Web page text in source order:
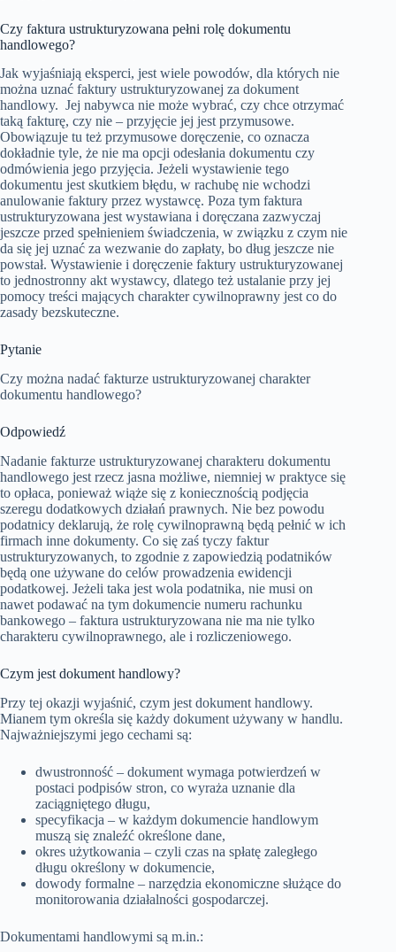
Czy faktura ustrukturyzowana pełni rolę dokumentu
handlowego?
Jak wyjaśniają eksperci, jest wiele powodów, dla których nie
można uznać faktury ustrukturyzowanej za dokument
handlowy. Jej nabywca nie może wybrać, czy chce otrzymać
taką fakturę, czy nie – przyjęcie jej jest przymusowe.
Obowiązuje tu też przymusowe doręczenie, co oznacza
dokładnie tyle, że nie ma opcji odesłania dokumentu czy
odmówienia jego przyjęcia. Jeżeli wystawienie tego
dokumentu jest skutkiem błędu, w rachubę nie wchodzi
anulowanie faktury przez wystawcę. Poza tym faktura
ustrukturyzowana jest wystawiana i doręczana zazwyczaj
jeszcze przed spełnieniem świadczenia, w związku z czym nie
da się jej uznać za wezwanie do zapłaty, bo dług jeszcze nie
powstał. Wystawienie i doręczenie faktury ustrukturyzowanej
to jednostronny akt wystawcy, dlatego też ustalanie przy jej
pomocy treści mających charakter cywilnoprawny jest co do
zasady bezskuteczne.
Pytanie
Czy można nadać fakturze ustrukturyzowanej charakter
dokumentu handlowego?
Odpowiedź
Nadanie fakturze ustrukturyzowanej charakteru dokumentu
handlowego jest rzecz jasna możliwe, niemniej w praktyce się
to opłaca, ponieważ wiąże się z koniecznością podjęcia
szeregu dodatkowych działań prawnych. Nie bez powodu
podatnicy deklarują, że rolę cywilnoprawną będą pełnić w ich
firmach inne dokumenty. Co się zaś tyczy faktur
ustrukturyzowanych, to zgodnie z zapowiedzią podatników
będą one używane do celów prowadzenia ewidencji
podatkowej. Jeżeli taka jest wola podatnika, nie musi on
nawet podawać na tym dokumencie numeru rachunku
bankowego – faktura ustrukturyzowana nie ma nie tylko
charakteru cywilnoprawnego, ale i rozliczeniowego.
Czym jest dokument handlowy?
Przy tej okazji wyjaśnić, czym jest dokument handlowy.
Mianem tym określa się każdy dokument używany w handlu.
Najważniejszymi jego cechami są:
dwustronność – dokument wymaga potwierdzeń w
postaci podpisów stron, co wyraża uznanie dla
zaciągniętego długu,
specyfikacja – w każdym dokumencie handlowym
muszą się znaleźć określone dane,
okres użytkowania – czyli czas na spłatę zaległego
długu określony w dokumencie,
dowody formalne – narzędzia ekonomiczne służące do
monitorowania działalności gospodarczej.
Dokumentami handlowymi są m.in.: